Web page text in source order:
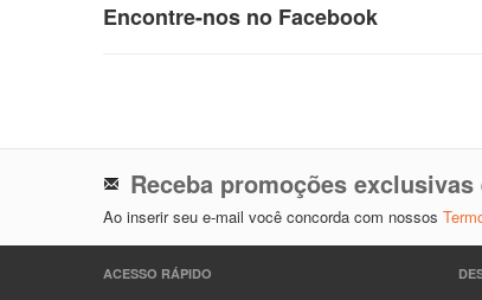
Encontre-nos no Facebook
Receba promoções
Ao inserir seu e-mail você concorda com nossos
ACESSO RÁPIDO